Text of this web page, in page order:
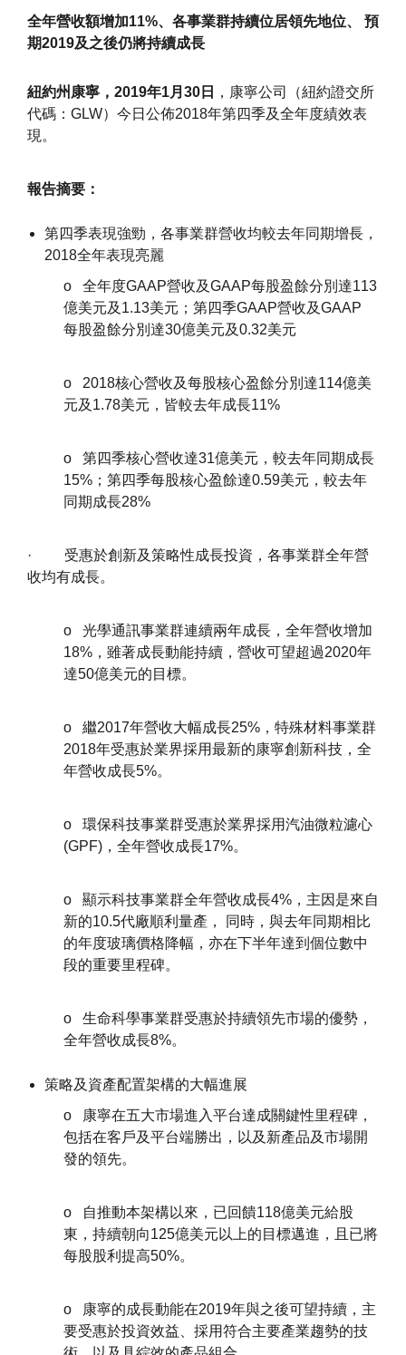
全年營收額增加11%、各事業群持續位居領先地位、 預
期2019及之後仍將持續成長
紐約州康寧，2019年1月30日
，康寧公司（紐約證交所
代碼：GLW）今日公佈2018年第四季及全年度績效表
現。
報告摘要：
第四季表現強勁，各事業群營收均較去年同期增長，
2018全年表現亮麗
o 全年度GAAP營收及GAAP每股盈餘分別達113
億美元及1.13美元；第四季GAAP營收及GAAP
每股盈餘分別達30億美元及0.32美元
o 2018核心營收及每股核心盈餘分別達114億美
元及1.78美元，皆較去年成長11%
o 第四季核心營收達31億美元，較去年同期成長
15%；第四季每股核心盈餘達0.59美元，較去年
同期成長28%
· 受惠於創新及策略性成長投資，各事業群全年營
收均有成長。
o 光學通訊事業群連續兩年成長，全年營收增加
18%，雖著成長動能持續，營收可望超過2020年
達50億美元的目標。
o 繼2017年營收大幅成長25%，特殊材料事業群
2018年受惠於業界採用最新的康寧創新科技，全
年營收成長5%。
o 環保科技事業群受惠於業界採用汽油微粒濾心
(GPF)，全年營收成長17%。
o 顯示科技事業群全年營收成長4%，主因是來自
新的10.5代廠順利量產， 同時，與去年同期相比
的年度玻璃價格降幅，亦在下半年達到個位數中
段的重要里程碑。
o 生命科學事業群受惠於持續領先市場的優勢，
全年營收成長8%。
策略及資產配置架構的大幅進展
o 康寧在五大市場進入平台達成關鍵性里程碑，
包括在客戶及平台端勝出，以及新產品及市場開
發的領先。
o 自推動本架構以來，已回饋118億美元給股
東，持續朝向125億美元以上的目標邁進，且已將
每股股利提高50%。
o 康寧的成長動能在2019年與之後可望持續，主
要受惠於投資效益、採用符合主要產業趨勢的技